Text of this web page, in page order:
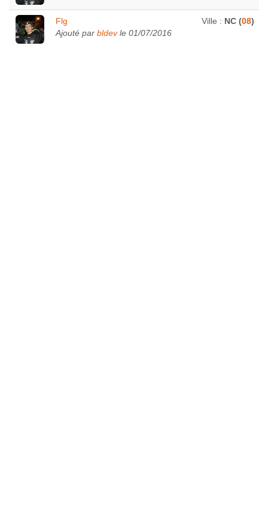
Flg
Ajouté par bldevle 01/07/2016
Ville : NC (08)